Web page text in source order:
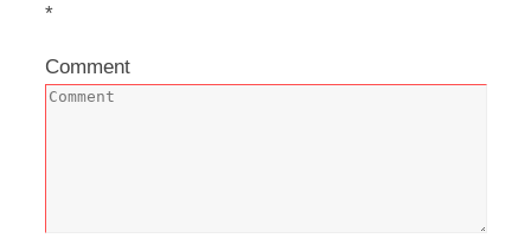
*
Comment